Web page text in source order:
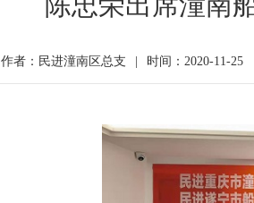
作者：民进潼南区总支 时间：2020-11-25